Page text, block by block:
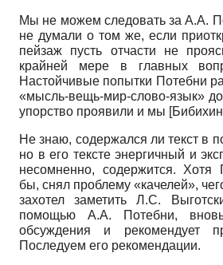
Мы не можем следовать за А.А.
не думали о том же, если
пейзаж пусть отчасти не
крайней мере в главных
Настойчивые попытки Потебни
«мысль-вещь-мир-слово-язык»
упорство проявили и мы [
Не знаю, содержался ли текст в
но в его тексте энергичный и
несомненно, содержится. Хотя
бы, снял проблему «качелей»,
захотел заметить Л.С.
помощью А.А. Потебни,
обсуждения и рекомендует
Последуем его рекомендации.